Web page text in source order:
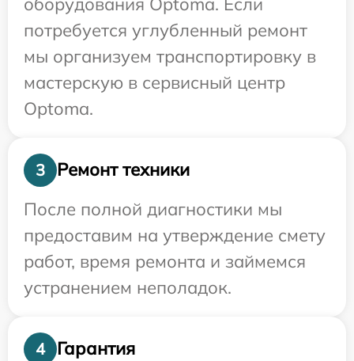
потребуется углубленный ремонт
мы организуем транспортировку в
мастерскую в сервисный центр
Optoma.
3
Ремонт техники
После полной диагностики мы
предоставим на утверждение смету
работ, время ремонта и займемся
устранением неполадок.
4
Гарантия